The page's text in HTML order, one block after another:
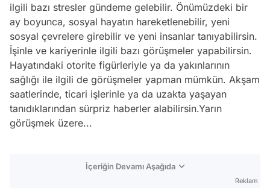
ilgili bazı stresler gündeme gelebilir. Önümüzdeki bir
ay boyunca, sosyal hayatın hareketlenebilir, yeni
sosyal çevrelere girebilir ve yeni insanlar tanıyabilirsin.
İşinle ve kariyerinle ilgili bazı görüşmeler yapabilirsin.
Hayatındaki otorite figürleriyle ya da yakınlarının
sağlığı ile ilgili de görüşmeler yapman mümkün. Akşam
saatlerinde, ticari işlerinle ya da uzakta yaşayan
tanıdıklarından sürpriz haberler alabilirsin.Yarın
görüşmek üzere...
İçeriğin Devamı Aşağıda
Reklam